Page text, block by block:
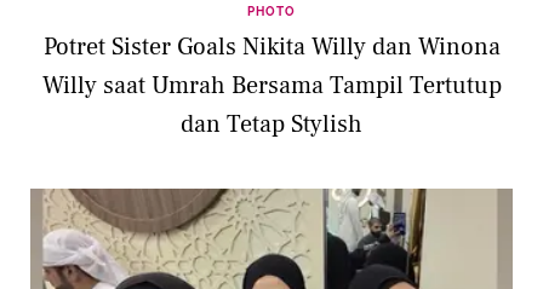
PHOTO
Potret Sister Goals Nikita Willy dan Winona
Willy saat Umrah Bersama Tampil Tertutup
dan Tetap Stylish